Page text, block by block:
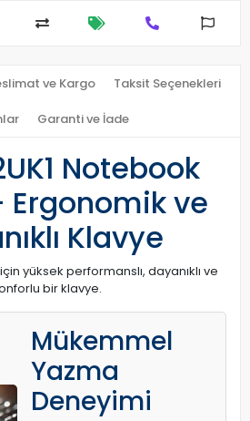
ve Kargo Taksit Seçenekleri
Garanti ve İade
Notebook
Ergonomik ve
Klavye
yüksek performanslı, dayanıklı ve
bir klavye.
Mükemmel
Yazma
Deneyimi